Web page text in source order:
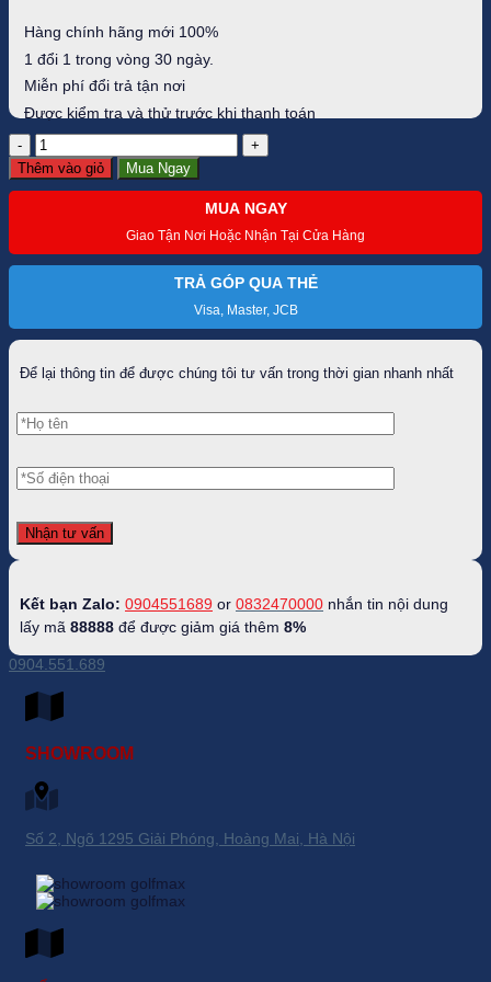
Hàng chính hãng mới 100%
1 đổi 1 trong vòng 30 ngày.
Miễn phí đổi trả tận nơi
Được kiểm tra và thử trước khi thanh toán
Gậy
putter
TaylorMade
Spider
lượng
Thêm vào giỏ Mua Ngay
MUA NGAY
Giao Tận Nơi Hoặc Nhận Tại Cửa Hàng
TRẢ GÓP QUA THẺ
Visa, Master, JCB
Để lại thông tin để được chúng tôi tư vấn trong thời gian nhanh nhất
Kết bạn Zalo: 0904551689 or 0832470000 nhắn tin nội dung
lấy mã 88888 để được giảm giá thêm 8%
0904.551.689
SHOWROOM
Số 2, Ngõ 1295 Giải Phóng, Hoàng Mai, Hà Nội